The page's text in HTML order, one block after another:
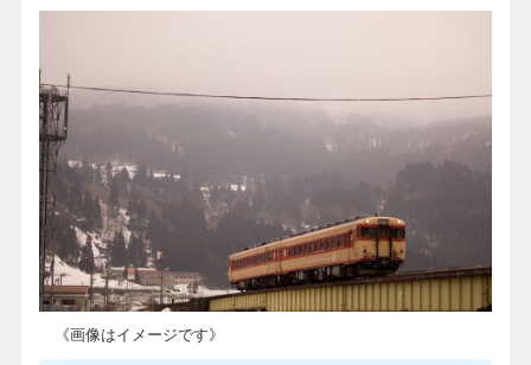
《画像はイメージです》